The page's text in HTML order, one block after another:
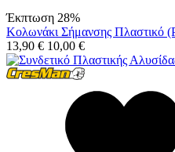
Έκπτωση 28%
Κολωνάκι Σήμανσης Πλαστικό
13,90 € 10,00 €